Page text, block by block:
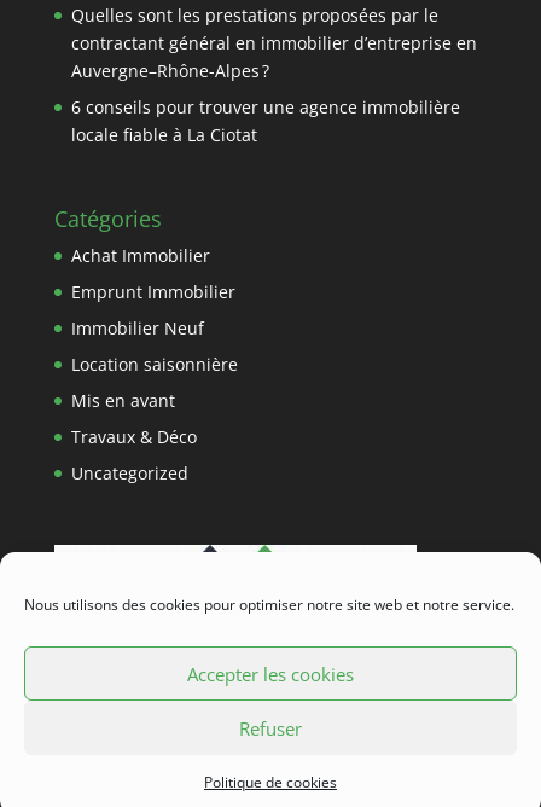
Nous utilisons des cookies pour optimiser notre site web et notre service.
Accepter les cookies
Refuser
Politique de cookies
Quelles sont les prestations proposées par le
contractant général en immobilier d’entreprise en
Auvergne–Rhône-Alpes ?
6 conseils pour trouver une agence immobilière
locale fiable à La Ciotat
Catégories
Achat Immobilier
Emprunt Immobilier
Immobilier Neuf
Location saisonnière
Mis en avant
Travaux & Déco
Uncategorized